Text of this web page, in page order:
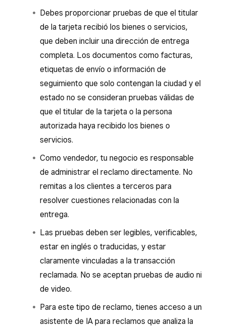
Debes proporcionar pruebas de que el titular
de la tarjeta recibió los bienes o servicios,
que deben incluir una dirección de entrega
completa. Los documentos como facturas,
etiquetas de envío o información de
seguimiento que solo contengan la ciudad y el
estado no se consideran pruebas válidas de
que el titular de la tarjeta o la persona
autorizada haya recibido los bienes o
servicios.
Como vendedor, tu negocio es responsable
de administrar el reclamo directamente. No
remitas a los clientes a terceros para
resolver cuestiones relacionadas con la
entrega.
Las pruebas deben ser legibles, verificables,
estar en inglés o traducidas, y estar
claramente vinculadas a la transacción
reclamada. No se aceptan pruebas de audio ni
de video.
Para este tipo de reclamo, tienes acceso a un
asistente de IA para reclamos que analiza la